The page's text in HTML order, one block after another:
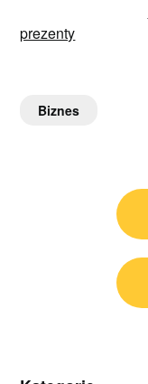
prezenty
Biznes
Nawigacja